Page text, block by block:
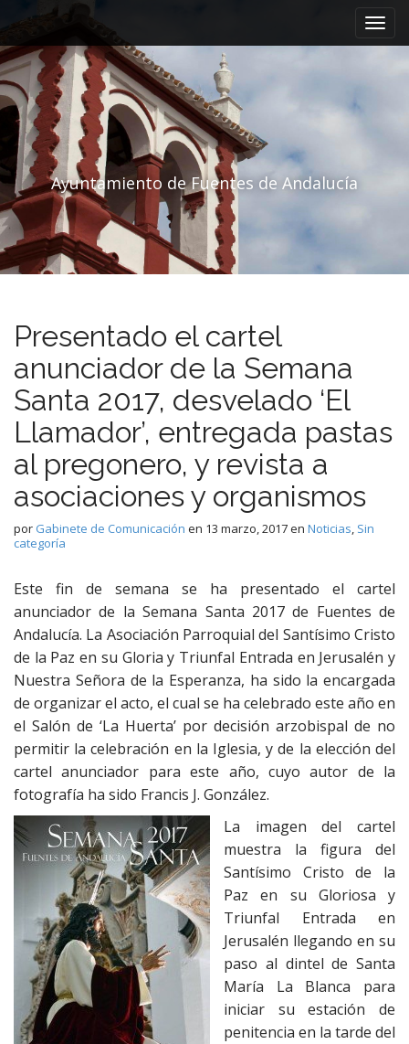
Menú principal
Saltar al contenido
Ayuntamiento de Fuentes de Andalucía
Presentado el cartel
anunciador de la Semana
Santa 2017, desvelado ‘El
Llamador’, entregada pastas
al pregonero, y revista a
asociaciones y organismos
por Gabinete de Comunicación en 13 marzo, 2017en Noticias, Sin
categoría
Este fin de semana se ha presentado el cartel
anunciador de la Semana Santa 2017 de Fuentes de
Andalucía. La Asociación Parroquial del Santísimo Cristo
de la Paz en su Gloria y Triunfal Entrada en Jerusalén y
Nuestra Señora de la Esperanza, ha sido la encargada
de organizar el acto, el cual se ha celebrado este año en
el Salón de ‘La Huerta’ por decisión arzobispal de no
permitir la celebración en la Iglesia, y de la elección del
cartel anunciador para este año, cuyo autor de la
fotografía ha sido Francis J. González.
La imagen del cartel
muestra la figura del
Santísimo Cristo de la
Paz en su Gloriosa y
Triunfal Entrada en
Jerusalén llegando en su
paso al dintel de Santa
María La Blanca para
iniciar su estación de
penitencia en la tarde del